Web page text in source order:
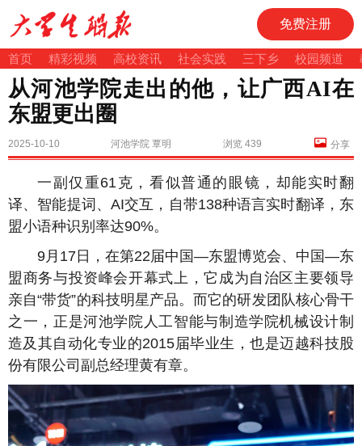
免费注册
首页 精彩视频 高校资讯 社会实践 三下乡 校园频道
从河池学院走出的他，让广西AI在
东盟更出圈
2025-10-10 河池学院 覃明 浏览 439 分享
一副仅重61克，看似普通的眼镜，却能实时翻
译、智能提词、AI交互，自带138种语言实时翻译，东
盟小语种识别率达90%。
9月17日，在第22届中国—东盟博览会、中国—东
盟商务与投资峰会开幕式上，它成为自治区主要领导
亲自“带货”的科技明星产品。而它的研发团队核心骨干
之一，正是河池学院人工智能与制造学院机械设计制
造及其自动化专业的2015届毕业生，也是迈越科技股
份有限公司副总经理黄有章。